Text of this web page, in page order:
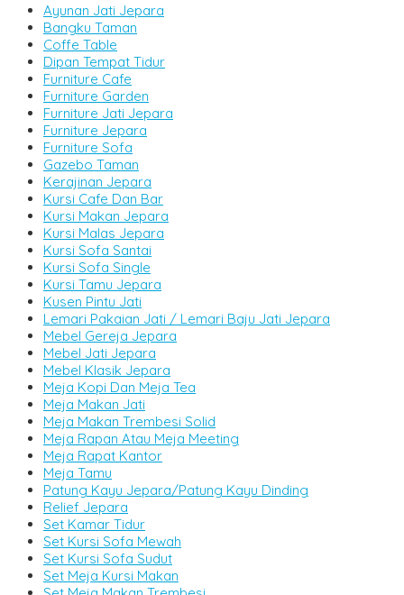
Ayunan Jati Jepara
Bangku Taman
Coffe Table
Dipan Tempat Tidur
Furniture Cafe
Furniture Garden
Furniture Jati Jepara
Furniture Jepara
Furniture Sofa
Gazebo Taman
Kerajinan Jepara
Kursi Cafe Dan Bar
Kursi Makan Jepara
Kursi Malas Jepara
Kursi Sofa Santai
Kursi Sofa Single
Kursi Tamu Jepara
Kusen Pintu Jati
Lemari Pakaian Jati / Lemari Baju Jati Jepara
Mebel Gereja Jepara
Mebel Jati Jepara
Mebel Klasik Jepara
Meja Kopi Dan Meja Tea
Meja Makan Jati
Meja Makan Trembesi Solid
Meja Rapan Atau Meja Meeting
Meja Rapat Kantor
Meja Tamu
Patung Kayu Jepara/Patung Kayu Dinding
Relief Jepara
Set Kamar Tidur
Set Kursi Sofa Mewah
Set Kursi Sofa Sudut
Set Meja Kursi Makan